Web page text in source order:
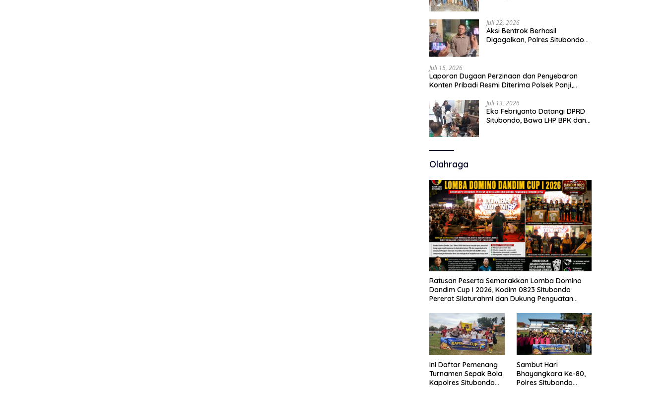
Juli 22, 2026
Aksi Bentrok Berhasil
Digagalkan, Polres Situbondo
Juli 15, 2026
Laporan Dugaan Perzinaan dan Penyebaran
Konten Pribadi Resmi Diterima Polsek Panji,
Juli 13, 2026
Eko Febriyanto Datangi DPRD
Situbondo, Bawa LHP BPK dan
Olahraga
Ratusan Peserta Semarakkan Lomba Domino
Dandim Cup I 2026, Kodim 0823 Situbondo
Pererat Silaturahmi dan Dukung Penguatan
Ini Daftar Pemenang
Turnamen Sepak Bola
Kapolres Situbondo
Sambut Hari
Bhayangkara Ke-80,
Polres Situbondo